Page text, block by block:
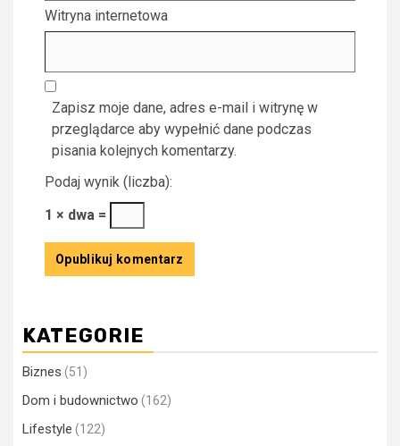
Witryna internetowa
Zapisz moje dane, adres e-mail i witrynę w
przeglądarce aby wypełnić dane podczas
pisania kolejnych komentarzy.
Podaj wynik (liczba):
1 × dwa =
KATEGORIE
Biznes (51)
Dom i budownictwo (162)
Lifestyle (122)